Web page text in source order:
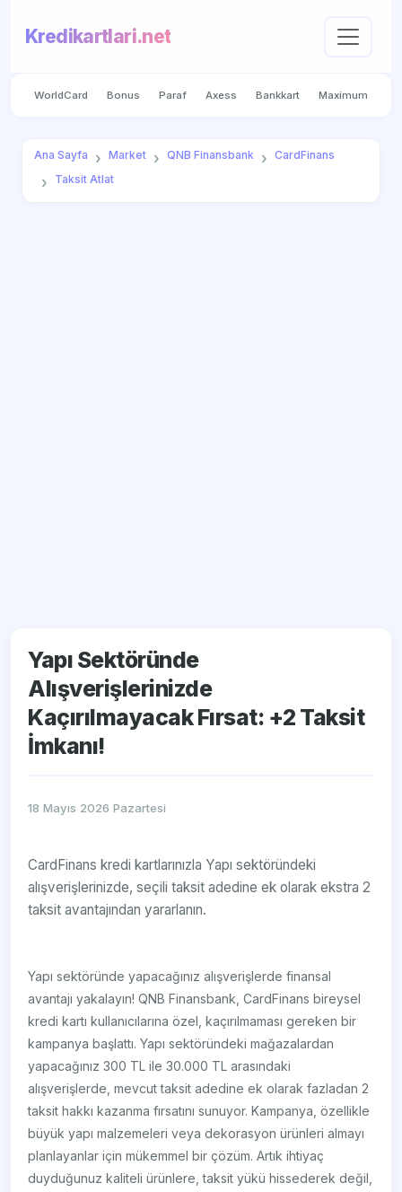
Kredikartlari.net
WorldCard Bonus Paraf Axess Bankkart Maximum
Ana Sayfa Market QNB Finansbank
CardFinans
Taksit Atlat
Yapı Sektöründe
Alışverişlerinizde
Kaçırılmayacak Fırsat: +2 Taksit
İmkanı!
18 Mayıs 2026 Pazartesi
CardFinans kredi kartlarınızla Yapı sektöründeki
alışverişlerinizde, seçili taksit adedine ek olarak ekstra 2
taksit avantajından yararlanın.
Yapı sektöründe yapacağınız alışverişlerde finansal
avantajı yakalayın! QNB Finansbank, CardFinans bireysel
kredi kartı kullanıcılarına özel, kaçırılmaması gereken bir
kampanya başlattı. Yapı sektöründeki mağazalardan
yapacağınız 300 TL ile 30.000 TL arasındaki
alışverişlerde, mevcut taksit adedine ek olarak fazladan 2
taksit hakkı kazanma fırsatını sunuyor. Kampanya, özellikle
büyük yapı malzemeleri veya dekorasyon ürünleri almayı
planlayanlar için mükemmel bir çözüm. Artık ihtiyaç
duyduğunuz kaliteli ürünlere, taksit yükü hissederek değil,